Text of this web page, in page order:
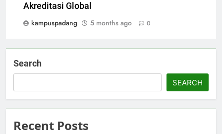
Akreditasi Global
kampuspadang
5 months ago 0
Search
SEARCH
Recent Posts